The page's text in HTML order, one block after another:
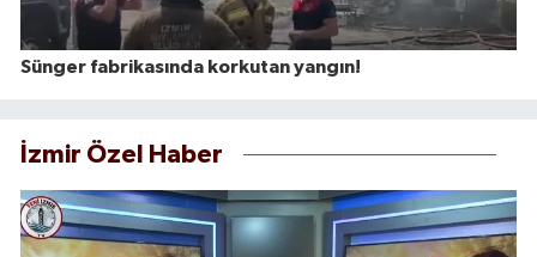
Sünger fabrikasında korkutan yangın!
İzmir Özel Haber